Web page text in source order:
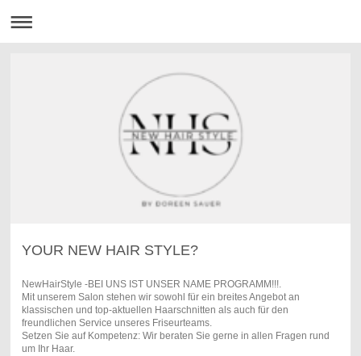
YOUR NEW HAIR STYLE?
NewHairStyle -BEI UNS IST UNSER NAME PROGRAMM!!!.
Mit unserem Salon stehen wir sowohl für ein breites Angebot an
klassischen und top-aktuellen Haarschnitten als auch für den
freundlichen Service unseres Friseurteams.
Setzen Sie auf Kompetenz: Wir beraten Sie gerne in allen Fragen rund
um Ihr Haar.